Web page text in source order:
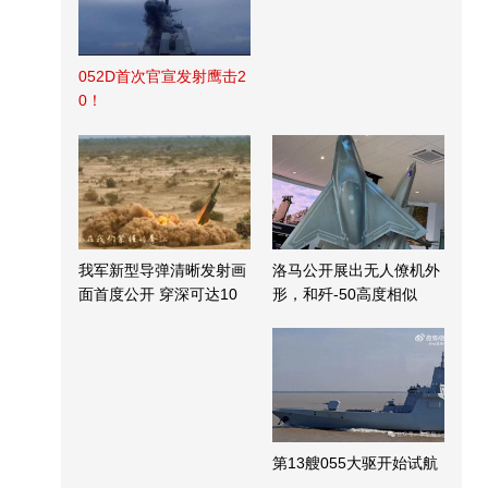
052D首次官宣发射鹰击2
0！
我军新型导弹清晰发射画
面首度公开 穿深可达10
洛马公开展出无人僚机外
形，和歼-50高度相似
第13艘055大驱开始试航